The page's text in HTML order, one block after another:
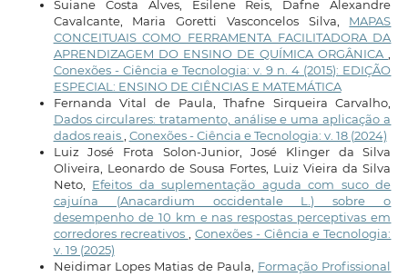
Suiane Costa Alves, Esilene Reis, Dafne Alexandre
Cavalcante, Maria Goretti Vasconcelos Silva, MAPAS
CONCEITUAIS COMO FERRAMENTA FACILITADORA DA
APRENDIZAGEM DO ENSINO DE QUÍMICA ORGÂNICA
Conexões - Ciência e Tecnologia: v. 9 n. 4 (2015): EDIÇÃO
ESPECIAL: ENSINO DE CIÊNCIAS E MATEMÁTICA
Fernanda Vital de Paula, Thafne Sirqueira Carvalho,
Dados circulares: tratamento, análise e uma aplicação a
dados reais Conexões - Ciência e Tecnologia: v. 18 (2024)
Luiz José Frota Solon-Junior, José Klinger da Silva
Oliveira, Leonardo de Sousa Fortes, Luiz Vieira da Silva
Neto, Efeitos da suplementação aguda com suco de
cajuína (Anacardium occidentale L.) sobre o
desempenho de 10 km e nas respostas perceptivas em
corredores recreativos
Conexões - Ciência e Tecnologia:
v. 19 (2025)
Neidimar Lopes Matias de Paula, Formação Profissional